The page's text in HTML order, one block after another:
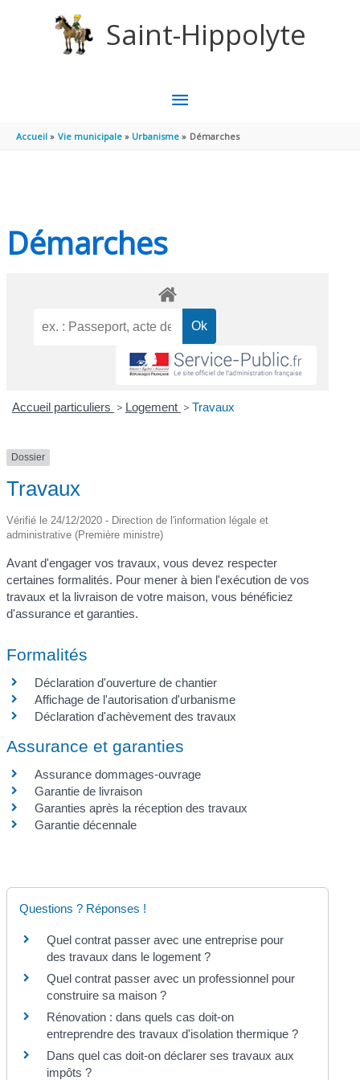
Saint-Hippolyte
MENU
PRINCIPAL
Accueil Vie municipale Urbanisme Démarches
Démarches
Accueil particuliers > Logement > Travaux
Dossier
Travaux
Vérifié le 24/12/2020 - Direction de l'information légale et
administrative (Première ministre)
Avant d'engager vos travaux, vous devez respecter
certaines formalités. Pour mener à bien l'exécution de vos
travaux et la livraison de votre maison, vous bénéficiez
d'assurance et garanties.
Formalités
Déclaration d'ouverture de chantier
Affichage de l'autorisation d'urbanisme
Déclaration d'achèvement des travaux
Assurance et garanties
Assurance dommages-ouvrage
Garantie de livraison
Garanties après la réception des travaux
Garantie décennale
Questions ? Réponses !
Quel contrat passer avec une entreprise pour
des travaux dans le logement ?
Quel contrat passer avec un professionnel pour
construire sa maison ?
Rénovation : dans quels cas doit-on
entreprendre des travaux d'isolation thermique ?
Dans quel cas doit-on déclarer ses travaux aux
impôts ?